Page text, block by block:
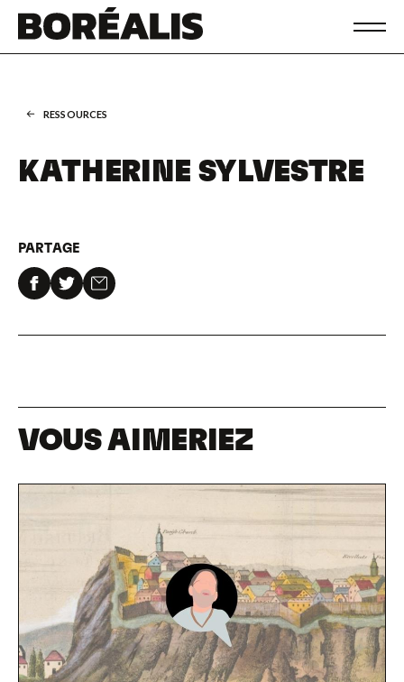
RESSOURCES
KATHERINE SYLVESTRE
PARTAGE
VOUS AIMERIEZ